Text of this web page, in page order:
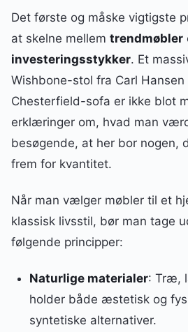
Det første og måske vigtigste
at skelne mellem trendmøbler
investeringsstykker. Et
Wishbone-stol fra Carl
Chesterfield-sofa er ikke blot
erklæringer om, hvad man
besøgende, at her bor nogen,
frem for kvantitet.
Når man vælger møbler til et
klassisk livsstil, bør man tage
følgende principper:
Naturlige materialer: Træ,
holder både æstetisk og
syntetiske alternativer.